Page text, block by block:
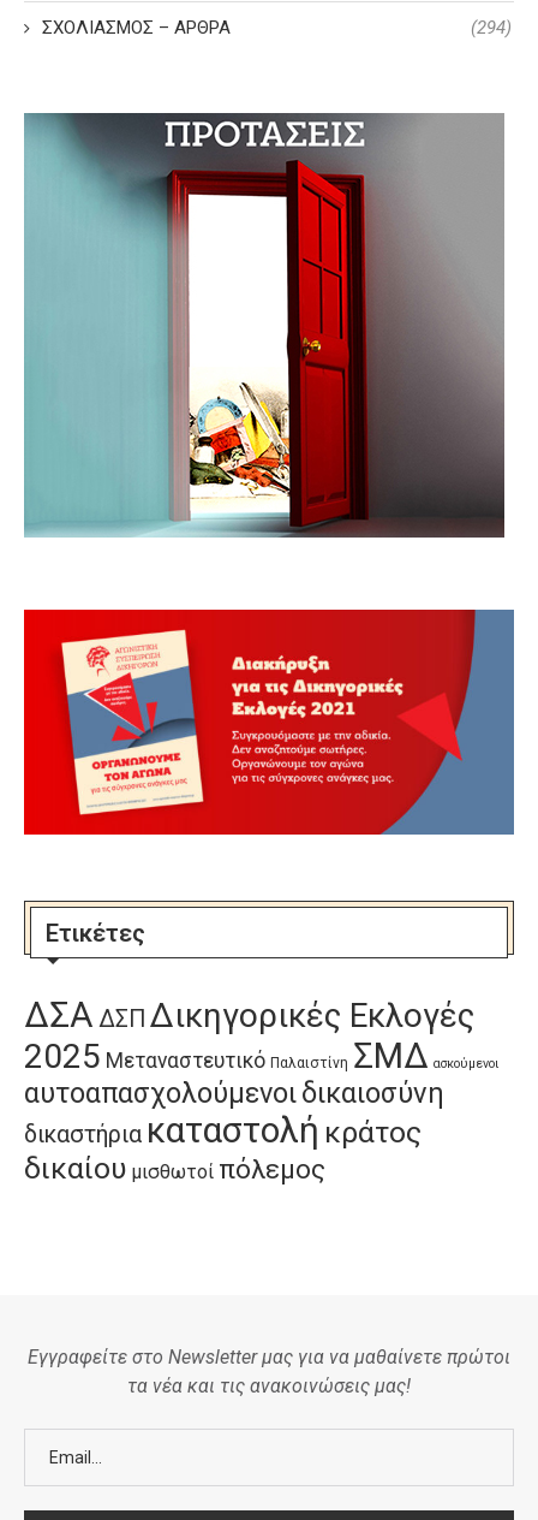
ΣΧΟΛΙΑΣΜΟΣ – ΑΡΘΡΑ (294)
Ετικέτες
ΔΣΑ ΔΣΠ Δικηγορικές Εκλογές
2025 Μεταναστευτικό Παλαιστίνη ΣΜΔ ασκούμενοι
αυτοαπασχολούμενοιδικαιοσύνη
δικαστήρια καταστολή κράτος
δικαίου μισθωτοί πόλεμος
Εγγραφείτε στο Newsletter μας για να μαθαίνετε πρώτοι
τα νέα και τις ανακοινώσεις μας!